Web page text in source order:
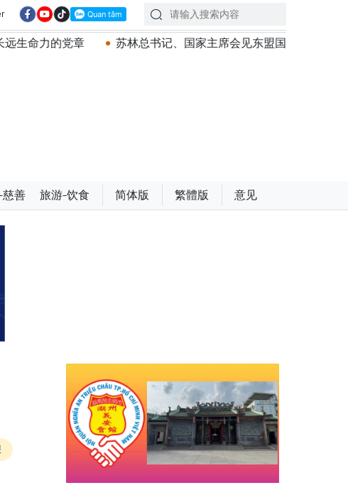
苏林总书记、国家主席会见东盟国家驻河内使节：共同建设团
慈善 旅游-饮食 简体版 繁體版 意见